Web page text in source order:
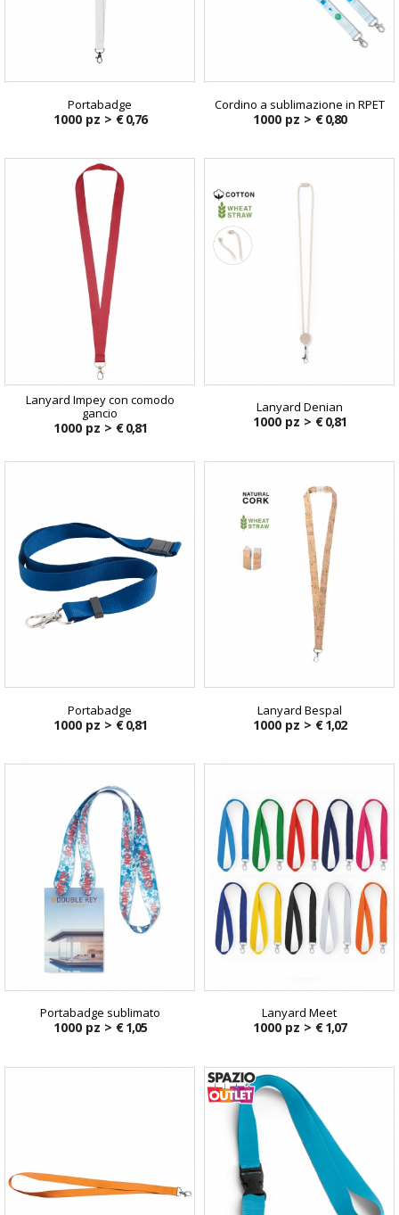
Portabadge
1000 pz > € 0,76
Cordino a sublimazione in RPET
1000 pz > € 0,80
Lanyard Impey con comodo
gancio
1000 pz > € 0,81
Lanyard Denian
1000 pz > € 0,81
Portabadge
1000 pz > € 0,81
Lanyard Bespal
1000 pz > € 1,02
Portabadge sublimato
1000 pz > € 1,05
Lanyard Meet
1000 pz > € 1,07